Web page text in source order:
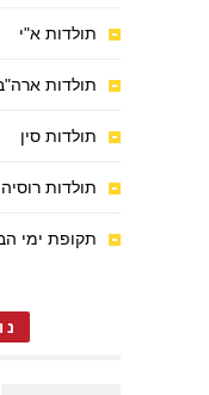
תולדות א"י
תולדות
תולדות סין
תולדות רוסיה
תקופת ימי